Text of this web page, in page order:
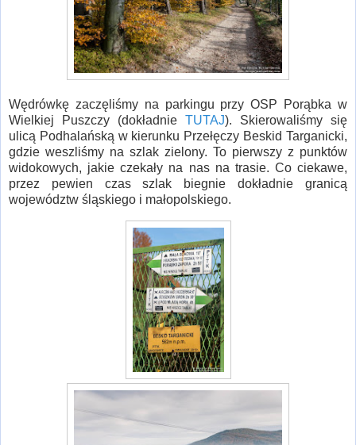
Wędrówkę zaczęliśmy na parkingu przy OSP Porąbka w
Wielkiej Puszczy (dokładnie TUTAJ). Skierowaliśmy się
ulicą Podhalańską w kierunku Przełęczy Beskid Targanicki,
gdzie weszliśmy na szlak zielony. To pierwszy z punktów
widokowych, jakie czekały na nas na trasie. Co ciekawe,
przez pewien czas szlak biegnie dokładnie granicą
województw śląskiego i małopolskiego.